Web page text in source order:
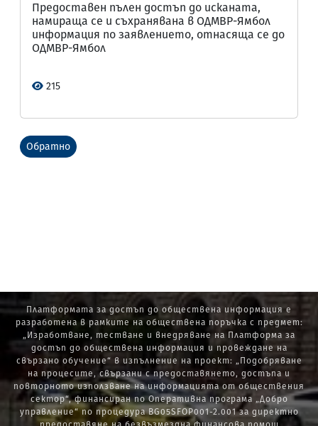
Предоставен пълен достъп до исканата,
намираща се и съхранявана в ОДМВР-Ямбол
информация по заявлението, отнасяща се до
ОДМВР-Ямбол
215
Обратно
Платформата за достъп до обществена информация е
разработена в рамките на обществена поръчка с предмет:
„Изработване, тестване и внедряване на Платформа за
достъп до обществена информация и провеждане на
свързано обучение“ в изпълнение на проект: „Подобряване
на процесите, свързани с предоставянето, достъпа и
повторното използване на информацията от обществения
сектор“, финансиран по Оперативна програма „Добро
управление“ по процедура BG05SFOP001-2.001 за директно